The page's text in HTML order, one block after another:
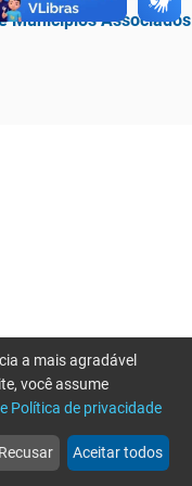
Municípios Associados
web
Notícias
more_horiz
Mais
a mais agradável
você assume
Política de privacidade
Recusar Aceitar todos
novamente